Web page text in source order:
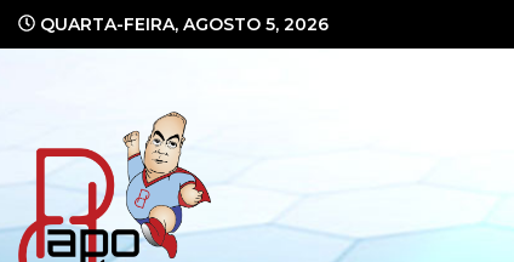
QUARTA-FEIRA, AGOSTO 5, 2026